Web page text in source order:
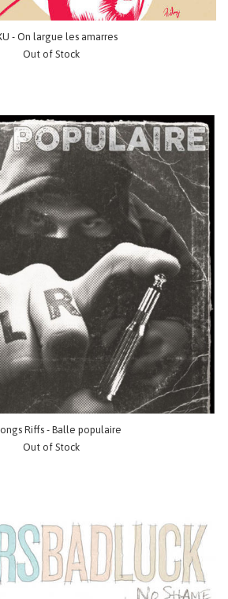
- On largue les amarres
Out of Stock
Riffs - Balle populaire
Out of Stock